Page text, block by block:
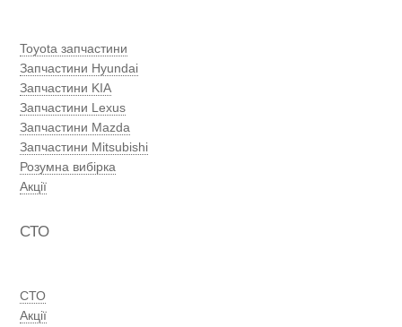
Toyota запчастини
Запчастини Hyundai
Запчастини KIA
Запчастини Lexus
Запчастини Mazda
Запчастини Mitsubishi
Розумна вибірка
Акції
СТО
СТО
Акції